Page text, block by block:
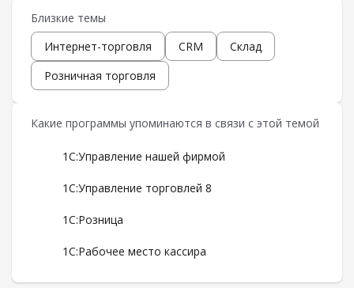
Близкие темы
Интернет-торговля
CRM
Склад
Розничная торговля
Какие программы упоминаются в связи с этой темой
1С:Управление нашей фирмой
1С:Управление торговлей 8
1С:Розница
1С:Рабочее место кассира